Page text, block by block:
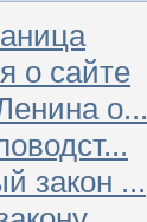
о сайте
о...
закон ...